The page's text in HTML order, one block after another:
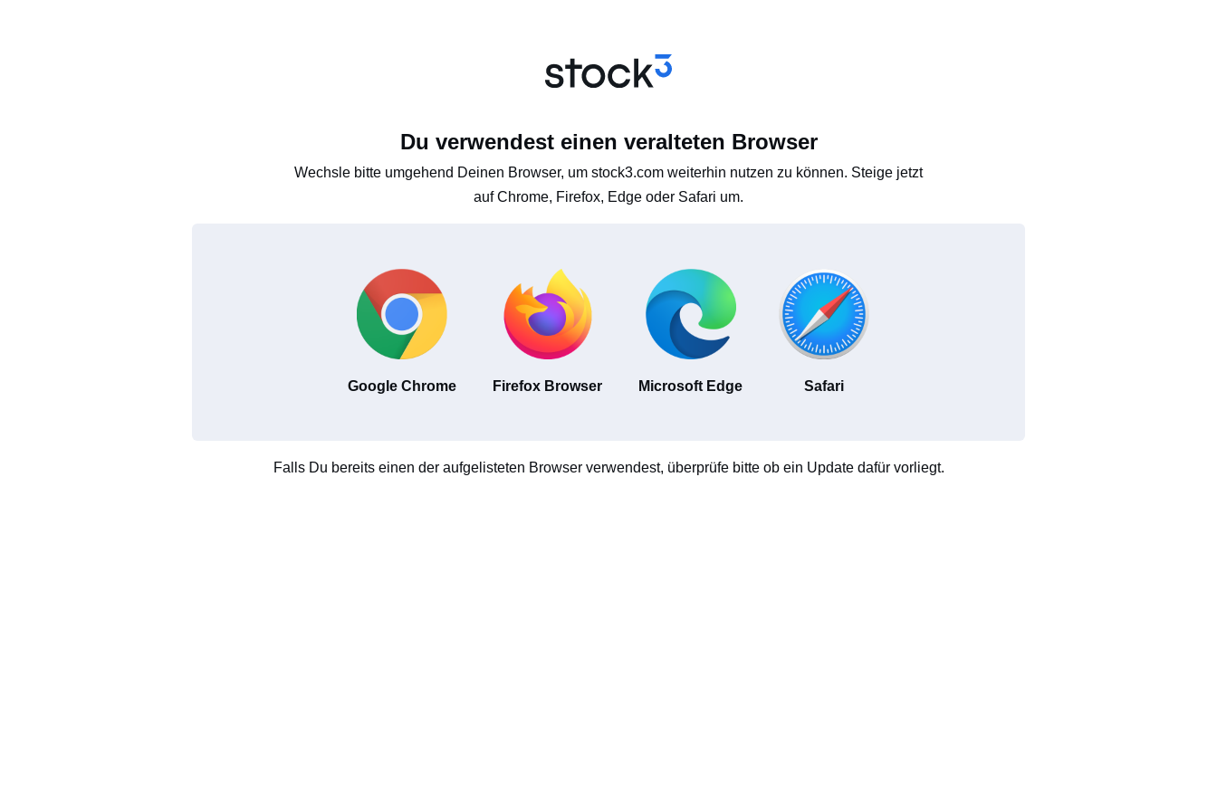
Du verwendest einen veralteten Browser
Wechsle bitte umgehend Deinen Browser, um stock3.com weiterhin nutzen zu können. Steige jetzt
auf Chrome, Firefox, Edge oder Safari um.
Google Chrome Firefox Browser Microsoft Edge Safari
Falls Du bereits einen der aufgelisteten Browser verwendest, überprüfe bitte ob ein Update dafür vorliegt.